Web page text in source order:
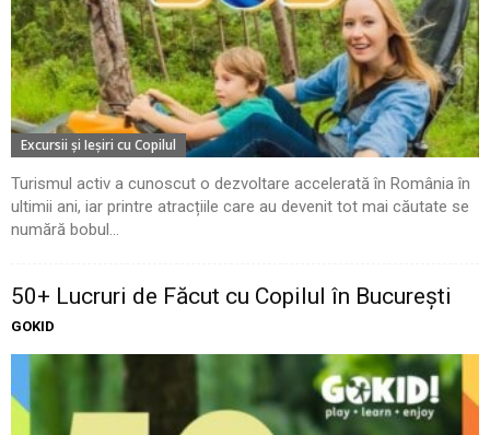
Excursii şi Ieşiri cu Copilul
Turismul activ a cunoscut o dezvoltare accelerată în România în
ultimii ani, iar printre atracțiile care au devenit tot mai căutate se
numără bobul...
50+ Lucruri de Făcut cu Copilul în București
GOKID